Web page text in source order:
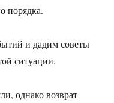
порядка.
и дадим советы
ситуации.
однако возврат